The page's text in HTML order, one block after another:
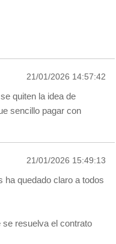
21/01/2026 14:57:42
quiten la idea de
sencillo pagar con
21/01/2026 15:49:13
ha quedado claro a todos
se resuelva el contrato